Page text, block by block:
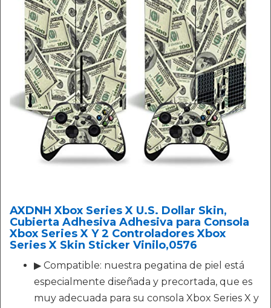
AXDNH Xbox Series X U.S. Dollar Skin,
Cubierta Adhesiva Adhesiva para Consola
Xbox Series X Y 2 Controladores Xbox
Series X Skin Sticker Vinilo,0576
▶ Compatible: nuestra pegatina de piel está
especialmente diseñada y precortada, que es
muy adecuada para su consola Xbox Series X y